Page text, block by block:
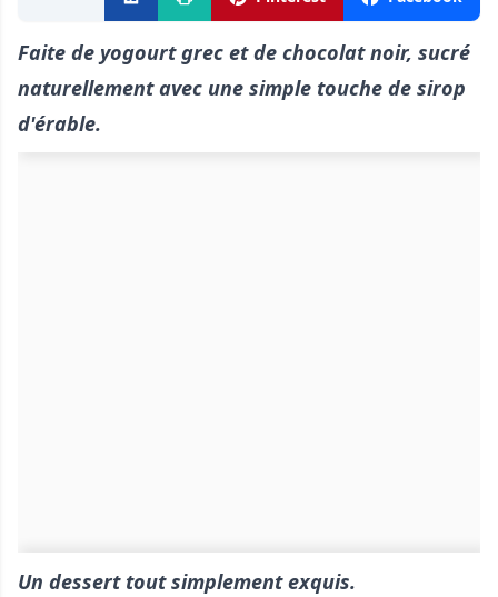
Faite de yogourt grec et de chocolat noir, sucré
naturellement avec une simple touche de sirop
d'érable.
Un dessert tout simplement exquis.